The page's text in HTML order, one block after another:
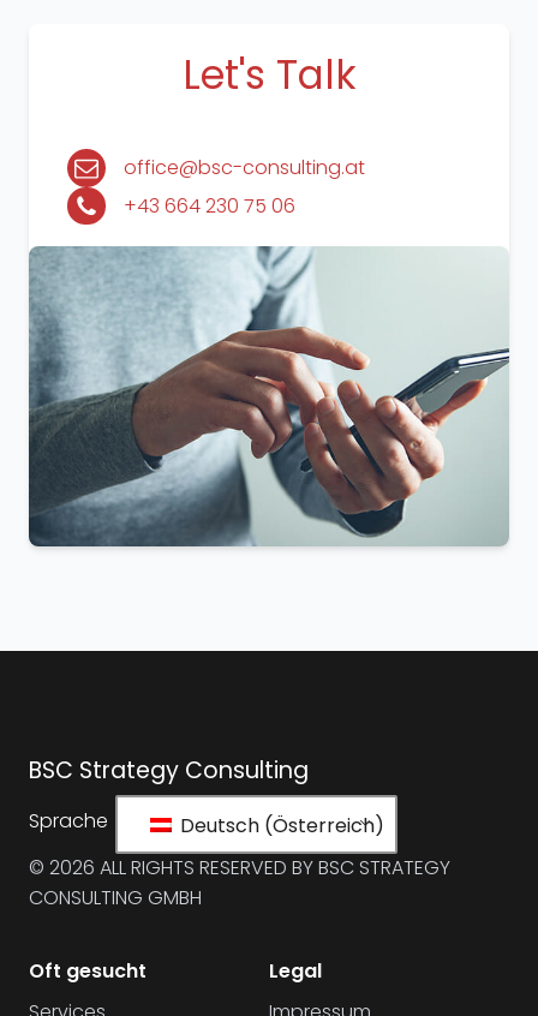
Let's Talk
office@bsc-consulting.at
+43 664 230 75 06
BSC Strategy Consulting
Sprache
Deutsch (Österreich)
© 2026 ALL RIGHTS RESERVED BY BSC STRATEGY
CONSULTING GMBH
Oft gesucht
Legal